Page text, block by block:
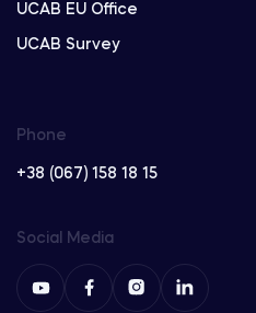
UCAB EU Office
UCAB Survey
Phone
+38 (067) 158 18 15
Social Media